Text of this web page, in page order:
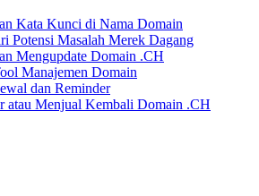
Kata Kunci di Nama Domain
Potensi Masalah Merek Dagang
Mengupdate Domain .CH
Manajemen Domain
dan Reminder
atau Menjual Kembali Domain .CH